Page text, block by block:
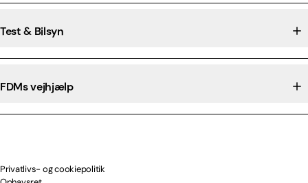
Test & Bilsyn
FDMs vejhjælp
Privatlivs- og cookiepolitik